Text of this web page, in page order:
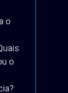
o
o